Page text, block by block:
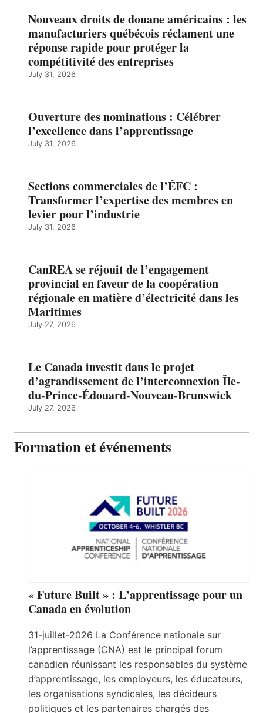
Nouveaux droits de douane américains : les
manufacturiers québécois réclament une
réponse rapide pour protéger la
compétitivité des entreprises
July 31, 2026
Ouverture des nominations : Célébrer
l’excellence dans l’apprentissage
July 31, 2026
Sections commerciales de l’ÉFC :
Transformer l’expertise des membres en
levier pour l’industrie
July 31, 2026
CanREA se réjouit de l’engagement
provincial en faveur de la coopération
régionale en matière d’électricité dans les
Maritimes
July 27, 2026
Le Canada investit dans le projet
d’agrandissement de l’interconnexion Île-
du-Prince-Édouard-Nouveau-Brunswick
July 27, 2026
Formation et événements
« Future Built » : L’apprentissage pour un
Canada en évolution
31-juillet-2026 La Conférence nationale sur
l’apprentissage (CNA) est le principal forum
canadien réunissant les responsables du système
d’apprentissage, les employeurs, les éducateurs,
les organisations syndicales, les décideurs
politiques et les partenaires chargés des